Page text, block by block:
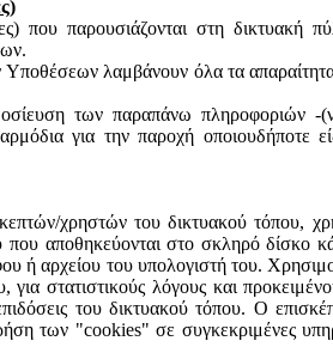
που παρουσιάζονται στη δικτυακή
λαμβάνουν όλα τα
των παραπάνω πληροφοριών -
για την παροχή οποιουδήποτε
χρηστών του δικτυακού τόπου,
που αποθηκεύονται στο σκληρό δίσκο
ή αρχείου του υπολογιστή του.
λόγους και προκειμένου
του δικτυακού τόπου. Ο
των "cookies" σε συγκεκριμένες